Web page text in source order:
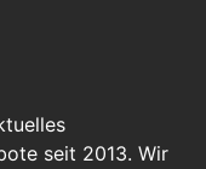
seit 2013. Wir